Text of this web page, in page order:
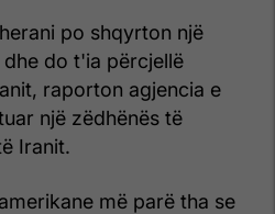
po shqyrton një
do t'ia përcjellë
raporton agjencia e
një zëdhënës të
Iranit.
më parë tha se